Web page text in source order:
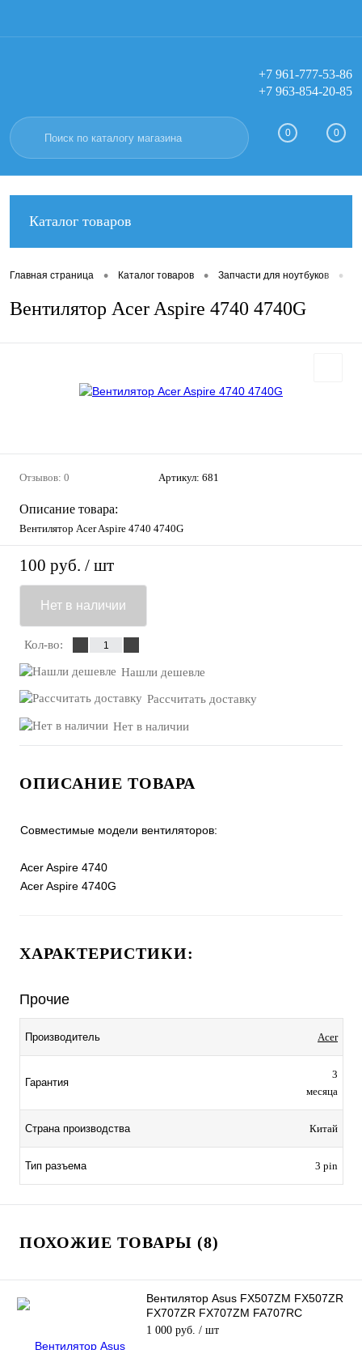
Вход Регистрация
+7 961-777-53-86
+7 963-854-20-85
0 0
Каталог товаров
Главная страница • Каталог товаров • Запчасти для ноутбуков •
Вентилятор Acer Aspire 4740 4740G
Отзывов: 0 Артикул: 681
Описание товара:
Вентилятор Acer Aspire 4740 4740G
100 руб. / шт
Нет в наличии
Кол-во:
Нашли дешевле
Рассчитать доставку
Нет в наличии
ОПИСАНИЕ ТОВАРА
Совместимые модели вентиляторов:
Acer Aspire 4740
Acer Aspire 4740G
ХАРАКТЕРИСТИКИ:
Прочие
Производитель Acer
Гарантия
3
месяца
Страна производства Китай
Тип разъема 3 pin
ПОХОЖИЕ ТОВАРЫ (8)
Вентилятор Asus FX507ZM FX507ZR
FX707ZR FX707ZM FA707RC
FA707RE FA507RC FA507RE для CPU,
1 000 руб. / шт